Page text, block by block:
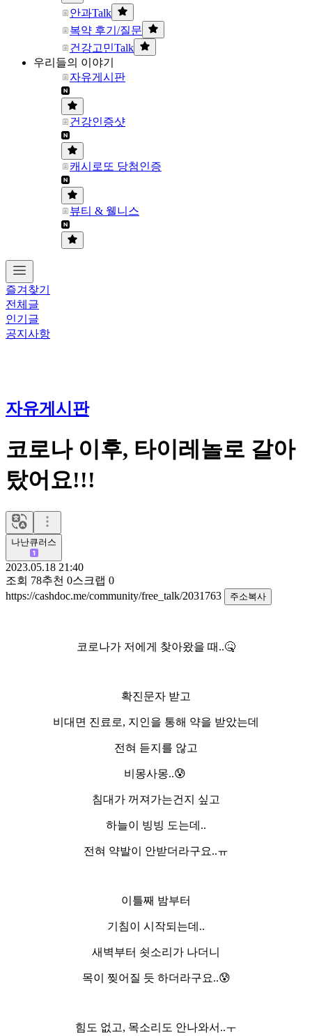
안과Talk
복약 후기/질문
건강고민Talk
우리들의 이야기
자유게시판
건강인증샷
캐시로또 당첨인증
뷰티 & 웰니스
즐겨찾기
전체글
인기글
공지사항
자유게시판
코로나 이후, 타이레놀로 갈아
탔어요!!!
나난큐러스
2023.05.18 21:40
조회 78추천 0스크랩 0
https://cashdoc.me/community/free_talk/2031763
주소복사
코로나가 저에게 찾아왔을 때..🤒
확진문자 받고
비대면 진료로, 지인을 통해 약을 받았는데
전혀 듣지를 않고
비몽사몽..😰
침대가 꺼져가는건지 싶고
하늘이 빙빙 도는데..
전혀 약발이 안받더라구요..ㅠ
이틀째 밤부터
기침이 시작되는데..
새벽부터 쇳소리가 나더니
목이 찢어질 듯 하더라구요..😰
힘도 없고, 목소리도 안나와서..ㅜ